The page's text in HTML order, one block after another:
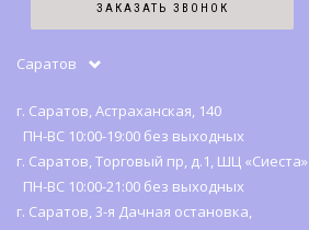
ЗАКАЗАТЬ ЗВОНОК
Саратов
г. Саратов, Астраханская, 140
ПН-ВС 10:00-19:00 без выходных
г. Саратов, Торговый пр, д.1, ШЦ «Сиеста»
ПН-ВС 10:00-21:00 без выходных
г. Саратов, 3-я Дачная остановка,